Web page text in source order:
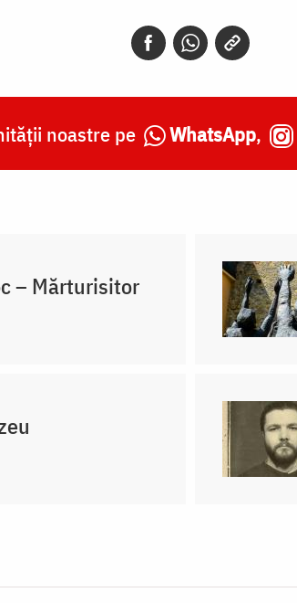
noastre pe WhatsApp,
– Mărturisitor